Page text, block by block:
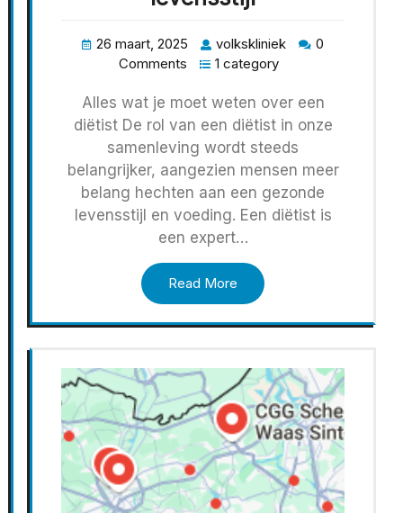
26 maart, 2025 volkskliniek
0
Comments
1 category
Alles wat je moet weten over een
diëtist De rol van een diëtist in onze
samenleving wordt steeds
belangrijker, aangezien mensen meer
belang hechten aan een gezonde
levensstijl en voeding. Een diëtist is
een expert…
Read More